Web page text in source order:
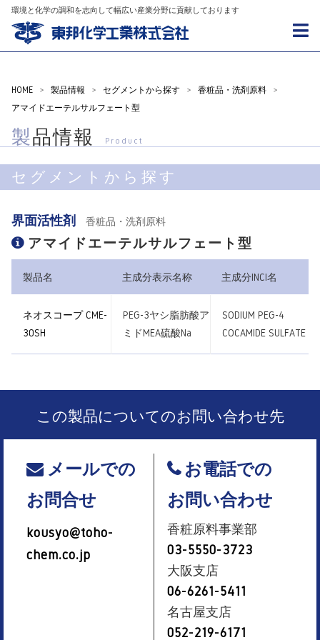
環境と化学の調和を志向して幅広い産業分野に貢献しております
HOME > 製品情報 > セグメントから探す > 香粧品・洗剤原料
>
アマイドエーテルサルフェート型
製品情報 Product
セグメントから探す
界面活性剤 香粧品・洗剤原料
アマイドエーテルサルフェート型
製品名 主成分表示名称 主成分INCI名
ネオスコープ CME-
30SH
PEG-3ヤシ脂肪酸ア
ミドMEA硫酸Na
SODIUM PEG-4
COCAMIDE SULFATE
この製品についてのお問い合わせ先
メールでの
お問合せ
kousyo@toho-
chem.co.jp
お電話での
お問い合わせ
香粧原料事業部
03-5550-3723
大阪支店
06-6261-5411
名古屋支店
052-219-6171